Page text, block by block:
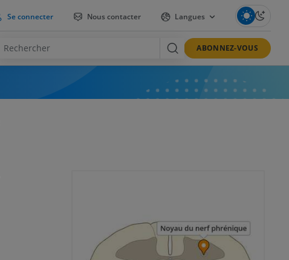
Se connecter Nous contacter Langues
ABONNEZ-VOUS